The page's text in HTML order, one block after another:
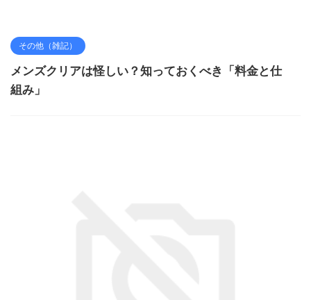
その他（雑記）
メンズクリアは怪しい？知っておくべき「料金と仕
組み」